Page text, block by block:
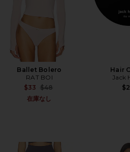
Ballet Bolero
RAT BOI
$33 Previous price:
$48
在庫なし
Hair
Jack